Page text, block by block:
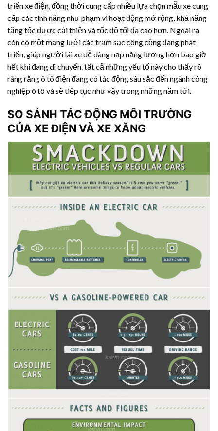
triển xe điện, đồng thời cung cấp nhiều lựa chọn mẫu xe cung
cấp các tính năng như phạm vi hoạt động mở rộng, khả năng
tăng tốc được cải thiện và tốc độ tối đa cao hơn. Ngoài ra
còn có một mạng lưới các trạm sạc công cộng đang phát
triển, giúp người lái xe dễ dàng nạp năng lượng hơn bao giờ
hết khi đang di chuyển. tất cả những yếu tố này cho thấy rõ
ràng rằng ô tô điện đang có tác động sâu sắc đến ngành công
nghiệp ô tô và sẽ tiếp tục như vậy trong những năm tới.
SO SÁNH TÁC ĐỘNG MÔI TRƯỜNG
CỦA XE ĐIỆN VÀ XE XĂNG